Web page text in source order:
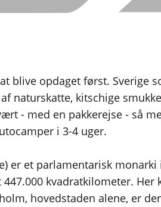
blive opdaget først. Sverige
naturskatte, kitschige
- med en pakkerejse - så
i 3-4 uger.
er et parlamentarisk
kvadratkilometer.
hovedstaden alene, er